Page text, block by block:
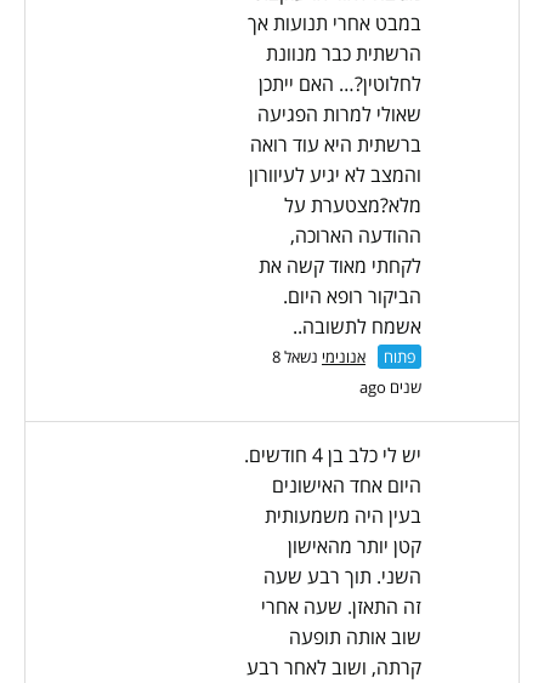
במבט אחרי תנועות אך
הרשתית כבר מנוונת
לחלוטין?… האם ייתכן
שאולי למרות הפגיעה
ברשתית היא עוד רואה
והמצב לא יגיע לעיוורון
מלא?מצטערת על
ההודעה הארוכה,
לקחתי מאוד קשה את
הביקור רופא היום.
אשמח לתשובה..
פתוח אנונימי
נשאל 8
שנים ago
יש לי כלב בן 4 חודשים.
היום אחד האישונים
בעין היה משמעותית
קטן יותר מהאישון
השני. תוך רבע שעה
זה התאזן. שעה אחרי
שוב אותה תופעה
קרתה, ושוב לאחר רבע